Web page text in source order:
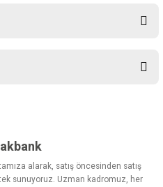
ederiz.
görüntülenemiyor.
alarak, satış öncesinden satış
sunuyoruz. Uzman kadromuz, her